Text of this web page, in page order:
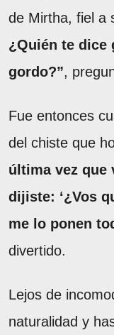
de Mirtha, fiel a
¿Quién te dice
gordo?”,
Fue entonces
del chiste que
última vez que
dijiste: ‘¿Vos
me lo ponen
divertido.
Lejos de
naturalidad y